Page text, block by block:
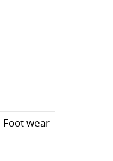
Foot wear